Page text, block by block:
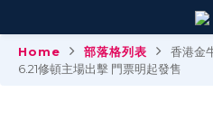
Home 部落格列表
香港金
6.21修頓主場出擊 門票明起發售